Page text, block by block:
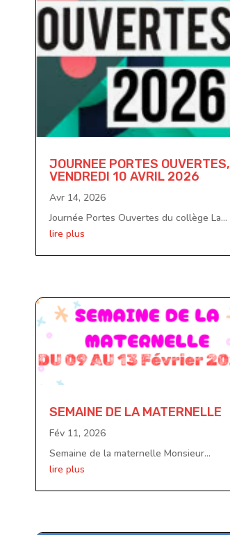
JOURNEE PORTES OUVERTES,
VENDREDI 10 AVRIL 2026
Avr 14, 2026
Journée Portes Ouvertes du collège La...
lire plus
SEMAINE DE LA MATERNELLE
Fév 11, 2026
Semaine de la maternelle Monsieur...
lire plus